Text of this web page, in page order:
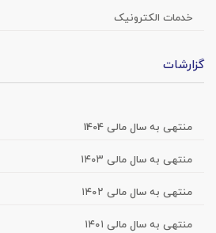
خدمات الکترونیک
گزارشات
منتهی به سال مالی 1404
منتهی به سال مالی ۱۴۰۳
منتهی به سال مالی ۱۴۰۲
منتهی به سال مالی ۱۴۰۱